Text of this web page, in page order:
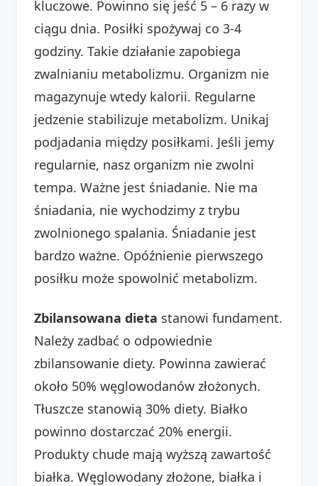
kluczowe. Powinno się jeść 5 – 6 razy w
ciągu dnia. Posiłki spożywaj co 3-4
godziny. Takie działanie zapobiega
zwalnianiu metabolizmu. Organizm nie
magazynuje wtedy kalorii. Regularne
jedzenie stabilizuje metabolizm. Unikaj
podjadania między posiłkami. Jeśli jemy
regularnie, nasz organizm nie zwolni
tempa. Ważne jest śniadanie. Nie ma
śniadania, nie wychodzimy z trybu
zwolnionego spalania. Śniadanie jest
bardzo ważne. Opóźnienie pierwszego
posiłku może spowolnić metabolizm.
Zbilansowana dieta stanowi fundament.
Należy zadbać o odpowiednie
zbilansowanie diety. Powinna zawierać
około 50% węglowodanów złożonych.
Tłuszcze stanowią 30% diety. Białko
powinno dostarczać 20% energii.
Produkty chude mają wyższą zawartość
białka. Węglowodany złożone, białka i